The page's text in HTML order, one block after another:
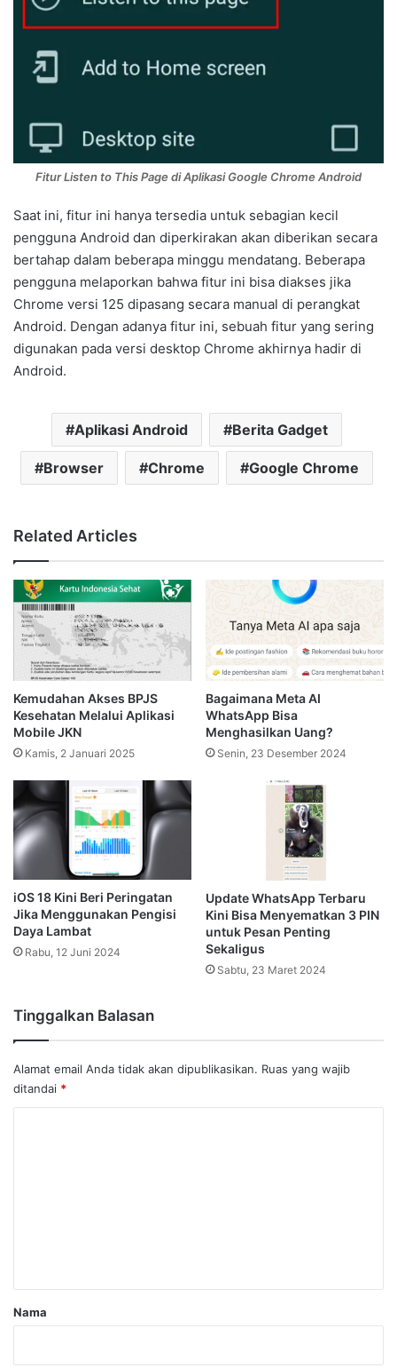
Fitur Listen to This Page di Aplikasi Google Chrome Android
Saat ini, fitur ini hanya tersedia untuk sebagian kecil
pengguna Android dan diperkirakan akan diberikan secara
bertahap dalam beberapa minggu mendatang. Beberapa
pengguna melaporkan bahwa fitur ini bisa diakses jika
Chrome versi 125 dipasang secara manual di perangkat
Android. Dengan adanya fitur ini, sebuah fitur yang sering
digunakan pada versi desktop Chrome akhirnya hadir di
Android.
Aplikasi Android Berita Gadget
Browser Chrome Google Chrome
Related Articles
Kemudahan Akses BPJS
Kesehatan Melalui Aplikasi
Mobile JKN
Kamis, 2 Januari 2025
Bagaimana Meta AI
WhatsApp Bisa
Menghasilkan Uang?
Senin, 23 Desember 2024
iOS 18 Kini Beri Peringatan
Jika Menggunakan Pengisi
Daya Lambat
Rabu, 12 Juni 2024
Update WhatsApp Terbaru
Kini Bisa Menyematkan 3 PIN
untuk Pesan Penting
Sekaligus
Sabtu, 23 Maret 2024
Tinggalkan Balasan
Alamat email Anda tidak akan dipublikasikan. Ruas yang wajib
ditandai *
r
Nama